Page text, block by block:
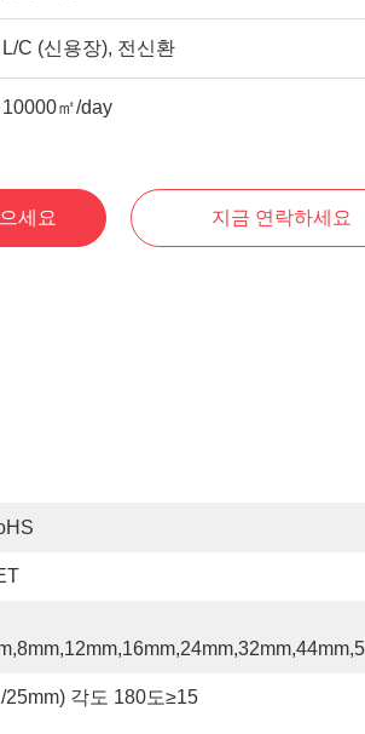
L/C (신용장), 전신환
10000㎡/day
세요 지금 연락하세요
25mm) 각도 180도≥15